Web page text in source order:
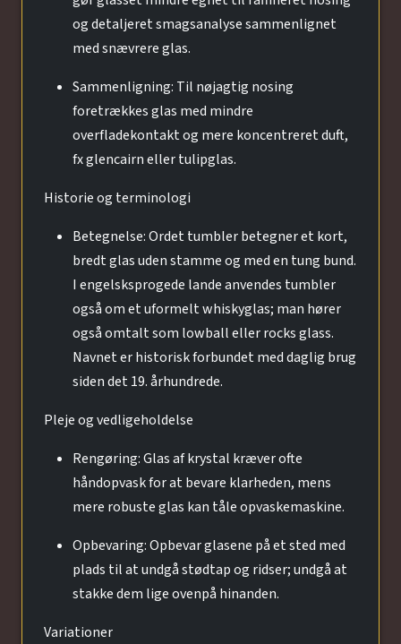
og detaljeret smagsanalyse sammenlignet
med snævrere glas.
Sammenligning: Til nøjagtig nosing
foretrækkes glas med mindre
overfladekontakt og mere koncentreret duft,
fx glencairn eller tulipglas.
Historie og terminologi
Betegnelse: Ordet tumbler betegner et kort,
bredt glas uden stamme og med en tung bund.
I engelsksprogede lande anvendes tumbler
også om et uformelt whiskyglas; man hører
også omtalt som lowball eller rocks glass.
Navnet er historisk forbundet med daglig brug
siden det 19. århundrede.
Pleje og vedligeholdelse
Rengøring: Glas af krystal kræver ofte
håndopvask for at bevare klarheden, mens
mere robuste glas kan tåle opvaskemaskine.
Opbevaring: Opbevar glasene på et sted med
plads til at undgå stødtap og ridser; undgå at
stakke dem lige ovenpå hinanden.
Variationer